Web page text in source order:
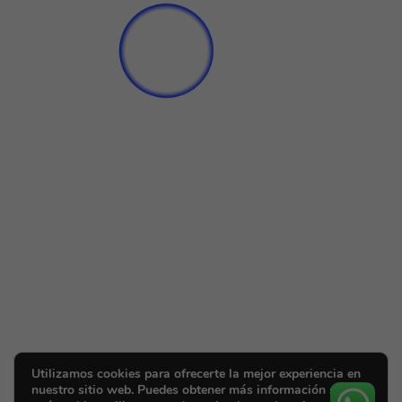
Utilizamos cookies para ofrecerte la mejor experiencia en
nuestro sitio web. Puedes obtener más información sobre